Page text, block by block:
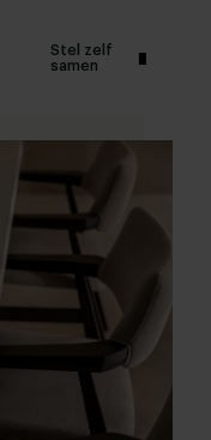
Stel zelf
samen